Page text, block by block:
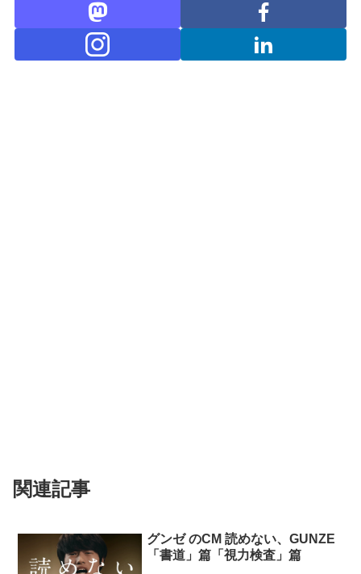
関連記事
グンゼ のCM 読めない、GUNZE
「書道」篇「視力検査」篇